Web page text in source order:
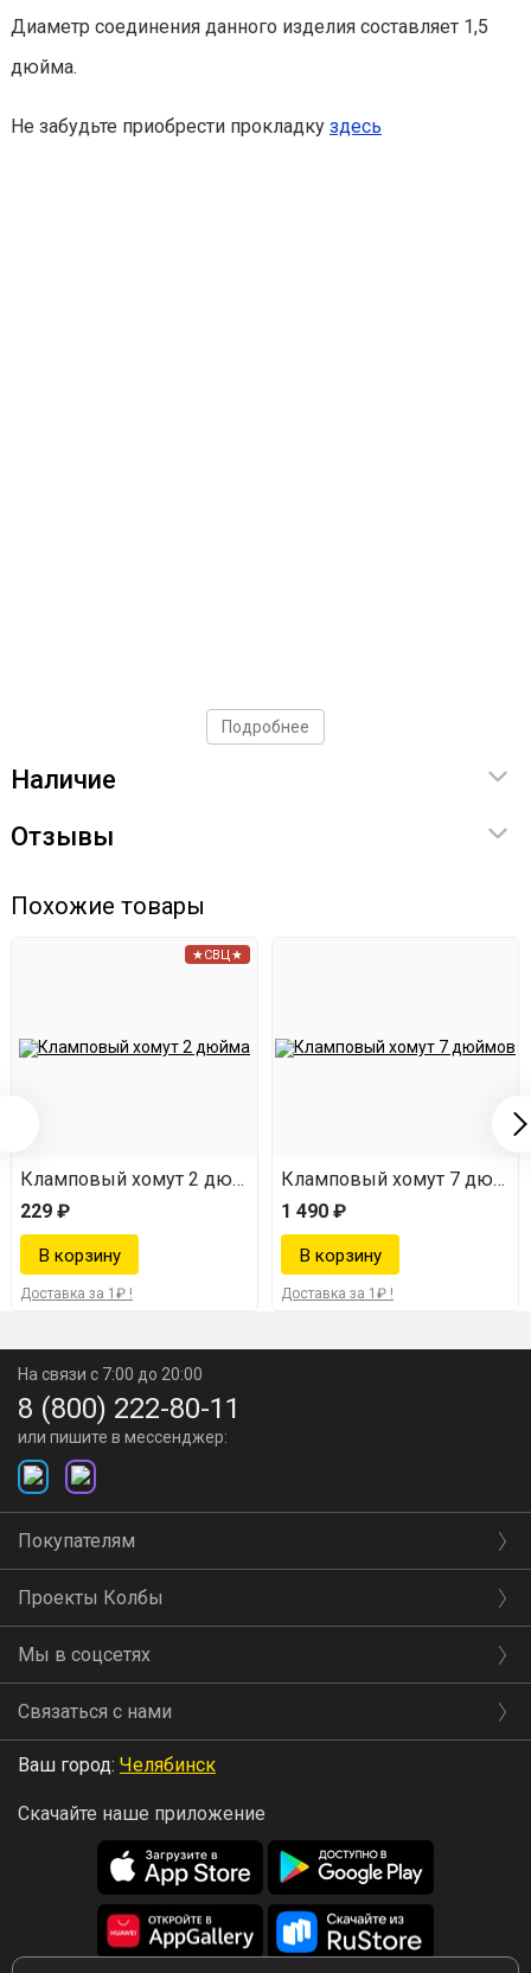
Диаметр соединения данного изделия составляет 1,5
дюйма.
Не забудьте приобрести прокладку здесь
Подробнее
Наличие
Отзывы
Похожие товары
★СВЦ★
Кламповый хомут 2 дюйма
229 ₽
Доставка за 1₽ !
Кламповый хомут 7
1 490 ₽
Доставка за 1₽ !
На связи с 7:00 до 20:00
8 (800) 222-80-11
или пишите в мессенджер:
Покупателям
Проекты Колбы
Мы в соцсетях
Связаться с нами
Ваш город: Челябинск
Скачайте наше приложение